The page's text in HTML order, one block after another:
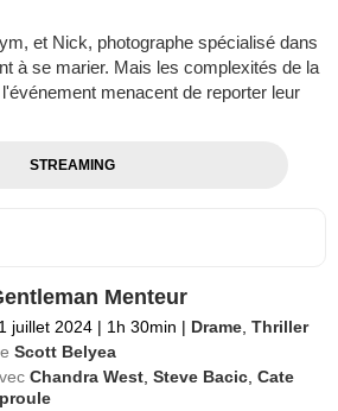
et Nick, photographe spécialisé dans
à se marier. Mais les complexités de la
menacent de reporter leur
STREAMING
Menteur
juillet 2024 | 1h 30min | Drame ,Thriller
Scott Belyea
Chandra West ,Steve Bacic ,Cate